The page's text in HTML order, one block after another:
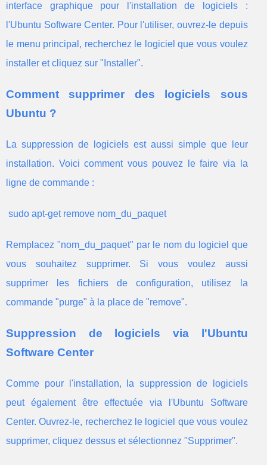
interface graphique pour l'installation de logiciels :
l'Ubuntu Software Center. Pour l'utiliser, ouvrez-le depuis
le menu principal, recherchez le logiciel que vous voulez
installer et cliquez sur "Installer".
Comment supprimer des logiciels sous
Ubuntu ?
La suppression de logiciels est aussi simple que leur
installation. Voici comment vous pouvez le faire via la
ligne de commande :
sudo apt-get remove nom_du_paquet
Remplacez "nom_du_paquet" par le nom du logiciel que
vous souhaitez supprimer. Si vous voulez aussi
supprimer les fichiers de configuration, utilisez la
commande "purge" à la place de "remove".
Suppression de logiciels via l'Ubuntu
Software Center
Comme pour l'installation, la suppression de logiciels
peut également être effectuée via l'Ubuntu Software
Center. Ouvrez-le, recherchez le logiciel que vous voulez
supprimer, cliquez dessus et sélectionnez "Supprimer".